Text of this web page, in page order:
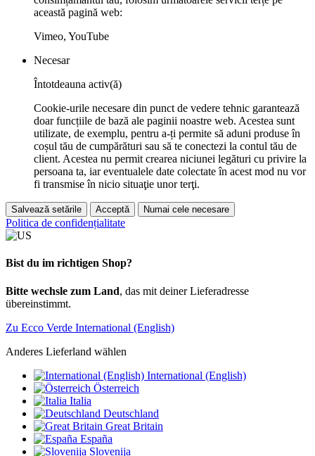
această pagină web:
Vimeo, YouTube
Necesar
Întotdeauna activ(ă)
Cookie-urile necesare din punct de vedere tehnic garantează
doar funcțiile de bază ale paginii noastre web. Acestea sunt
utilizate, de exemplu, pentru a-ți permite să aduni produse în
coșul tău de cumpărături sau să te conectezi la contul tău de
client. Acestea nu permit crearea niciunei legături cu privire la
persoana ta, iar eventualele date colectate în acest mod nu vor
fi transmise în nicio situaţie unor terţi.
Salvează setările Acceptă Numai cele necesare
Politica de confidențialitate
Bist du im richtigen Shop?
Bitte wechsle zum Land, das mit deiner Lieferadresse
übereinstimmt.
Zu Ecco Verde International (English)
Anderes Lieferland wählen
International (English)
Österreich
Italia
Deutschland
Great Britain
España
Slovenija